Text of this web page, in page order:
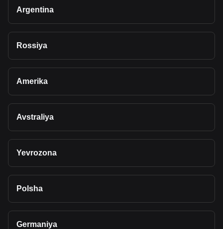
Argentina
Rossiya
Amerika
Avstraliya
Yevrozona
Polsha
Germaniya